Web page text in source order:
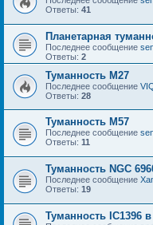
Ответы: 41
Планетарная
Последнее сообщение
Ответы: 2
Туманность М27
Последнее сообщение
Ответы: 28
Туманность М57
Последнее сообщение
Ответы: 11
Туманность NGC
Последнее сообщение
Ответы: 19
Туманность IC1396